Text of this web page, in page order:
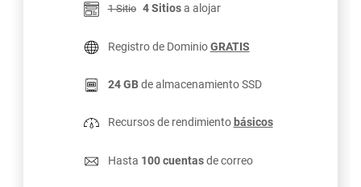
1 Sitio 4 Sitiosa alojar
Registro de DominioGRATIS
24 GBde almacenamiento SSD
Recursos de rendimiento básicos
Hasta 100 cuentasde correo